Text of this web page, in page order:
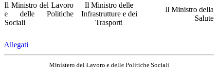
Il Ministro del Lavoro
e delle Politiche
Sociali
Il Ministro delle
Infrastrutture e dei
Trasporti
Il Ministro della
Salute
Allegati
Ministero del Lavoro e delle Politiche Sociali